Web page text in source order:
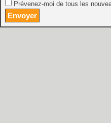
Prévenez-moi de tous les